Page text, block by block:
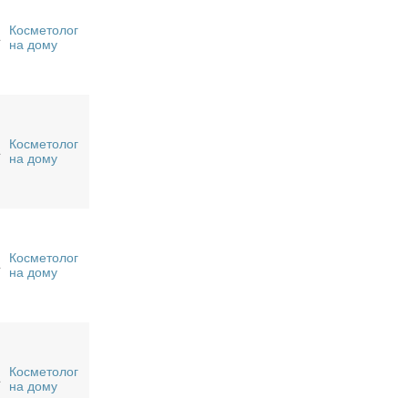
Косметолог
на дому
Косметолог
на дому
Косметолог
на дому
Косметолог
на дому